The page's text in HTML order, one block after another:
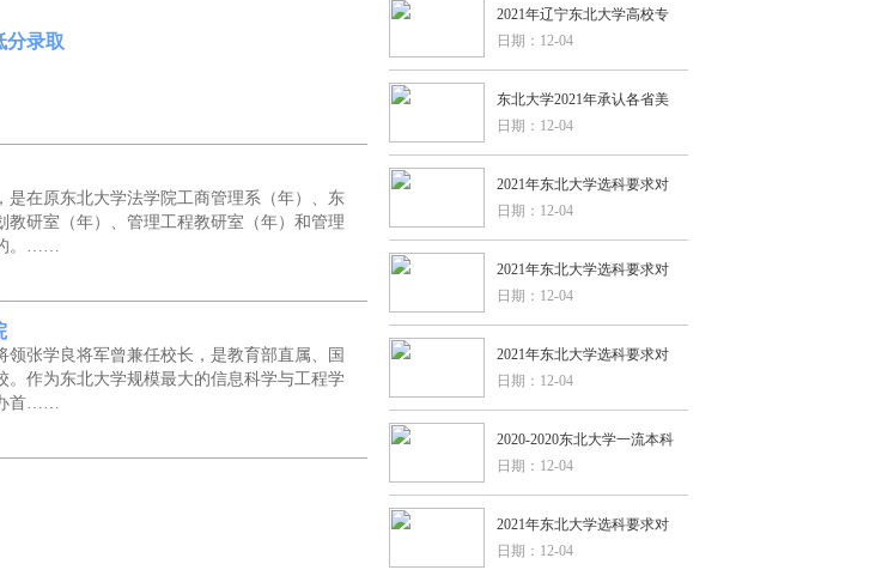
分录取
是在原东北大学法学院工商管理系（年）、东
教研室（年）、管理工程教研室（年）和管理
的。……
领张学良将军曾兼任校长，是教育部直属、国
。作为东北大学规模最大的信息科学与工程学
办首……
2021年辽宁东北大学高校专
日期：12-04
东北大学2021年承认各省美
日期：12-04
2021年东北大学选科要求对
日期：12-04
2021年东北大学选科要求对
日期：12-04
2021年东北大学选科要求对
日期：12-04
2020-2020东北大学一流本科
日期：12-04
2021年东北大学选科要求对
日期：12-04